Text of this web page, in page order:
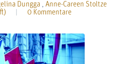
Dungga , Anne-Careen Stoltze
0 Kommentare